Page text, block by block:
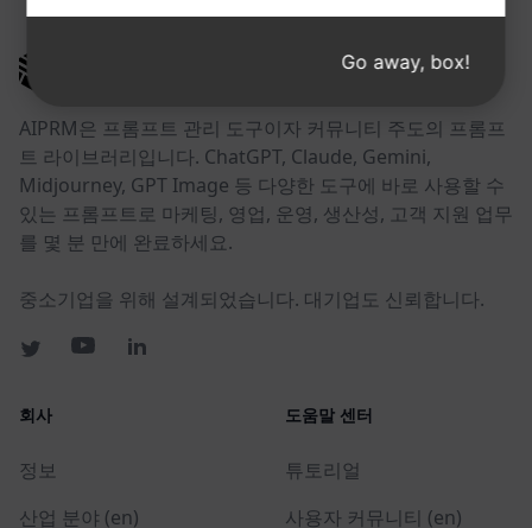
AIPRM은 프롬프트 관리 도구이자 커뮤니티 주도의 프롬프
트 라이브러리입니다. ChatGPT, Claude, Gemini,
Midjourney, GPT Image 등 다양한 도구에 바로 사용할 수
있는 프롬프트로 마케팅, 영업, 운영, 생산성, 고객 지원 업무
를 몇 분 만에 완료하세요.
중소기업을 위해 설계되었습니다. 대기업도 신뢰합니다.
회사
정보
산업 분야 (en)
도움말 센터
튜토리얼
사용자 커뮤니티 (en)
Go away, box!